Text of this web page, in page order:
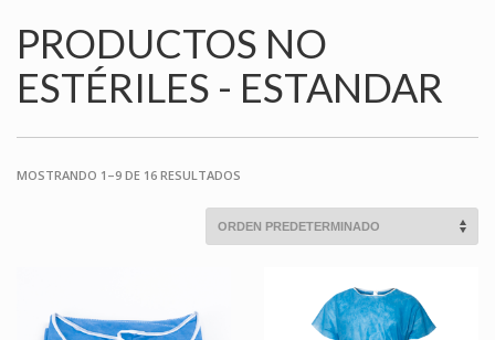
PRODUCTOS NO
ESTÉRILES - ESTANDAR
MOSTRANDO 1–9 DE 16 RESULTADOS